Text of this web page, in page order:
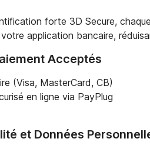
forte 3D Secure,
application bancaire,
Acceptés
(Visa, MasterCard, CB)
en ligne via PayPlug
et Données